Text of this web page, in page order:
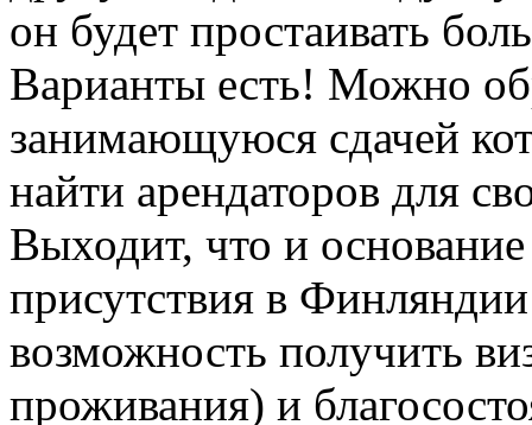
он будет простаивать
Варианты есть! Можно
занимающуюся сдачей
найти арендаторов для
Выходит, что и
присутствия в Финляндии
возможность получить
проживания) и